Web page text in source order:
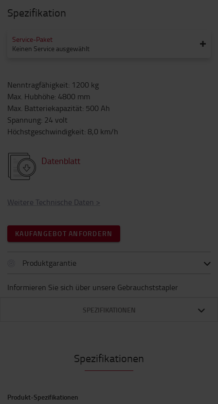
Spezifikation
Service-Paket
Keinen Service ausgewählt
Nenntragfähigkeit: 1200 kg
Max. Hubhöhe: 4800 mm
Max. Batteriekapazität: 500 Ah
Spannung: 24 volt
Höchstgeschwindigkeit: 8,0 km/h
Datenblatt
Weitere Technische Daten >
KAUFANGEBOT ANFORDERN
Produktgarantie
Informieren Sie sich über unsere Gebrauchststapler
SPEZIFIKATIONEN
Spezifikationen
Produkt-Spezifikationen